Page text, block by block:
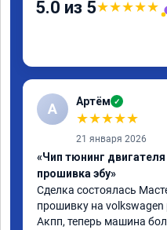
5.0 из 5★★★★★
А Артём ✓
★★★★★
21 января 2026
«Чип тюнинг
прошивка эбу»
Сделка состоялась
прошивку на volkswagen
Акпп, теперь машина